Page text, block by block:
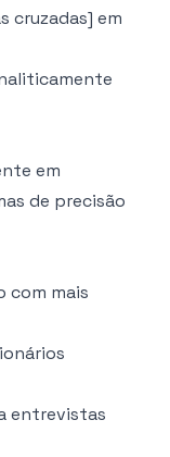
cruzadas] em
em
de precisão
com mais
entrevistas